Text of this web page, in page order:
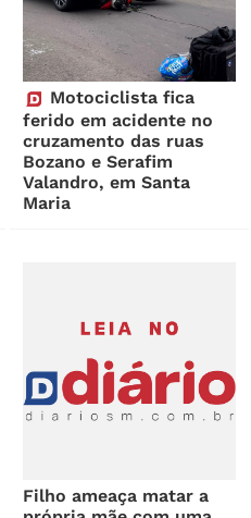
Motociclista fica
ferido em acidente no
cruzamento das ruas
Bozano e Serafim
Valandro, em Santa
Maria
Filho ameaça matar a